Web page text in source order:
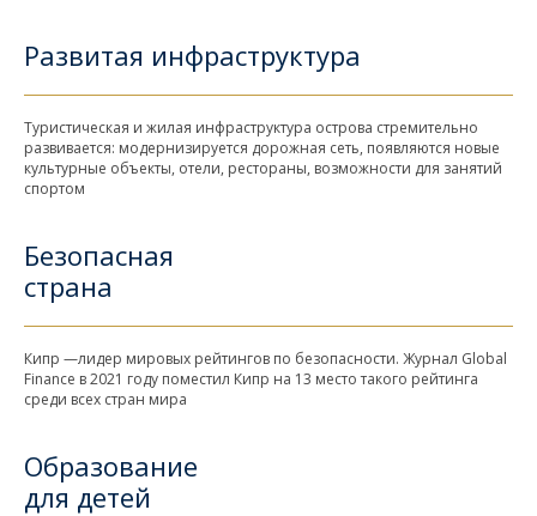
Развитая инфраструктура
Туристическая и жилая инфраструктура острова стремительно
развивается: модернизируется дорожная сеть, появляются новые
культурные объекты, отели, рестораны, возможности для занятий
спортом
Безопасная
страна
Кипр —лидер мировых рейтингов по безопасности. Журнал Global
Finance в 2021 году поместил Кипр на 13 место такого рейтинга
среди всех стран мира
Образование
для детей